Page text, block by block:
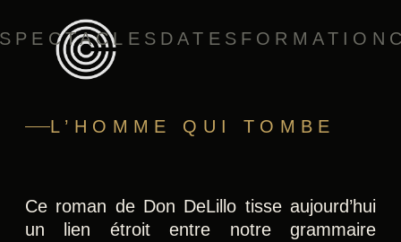
SPECTACLES DATES FORMATION
L’HOMME QUI TOMBE
Ce roman de Don DeLillo tisse aujourd’hui
un lien étroit entre notre grammaire